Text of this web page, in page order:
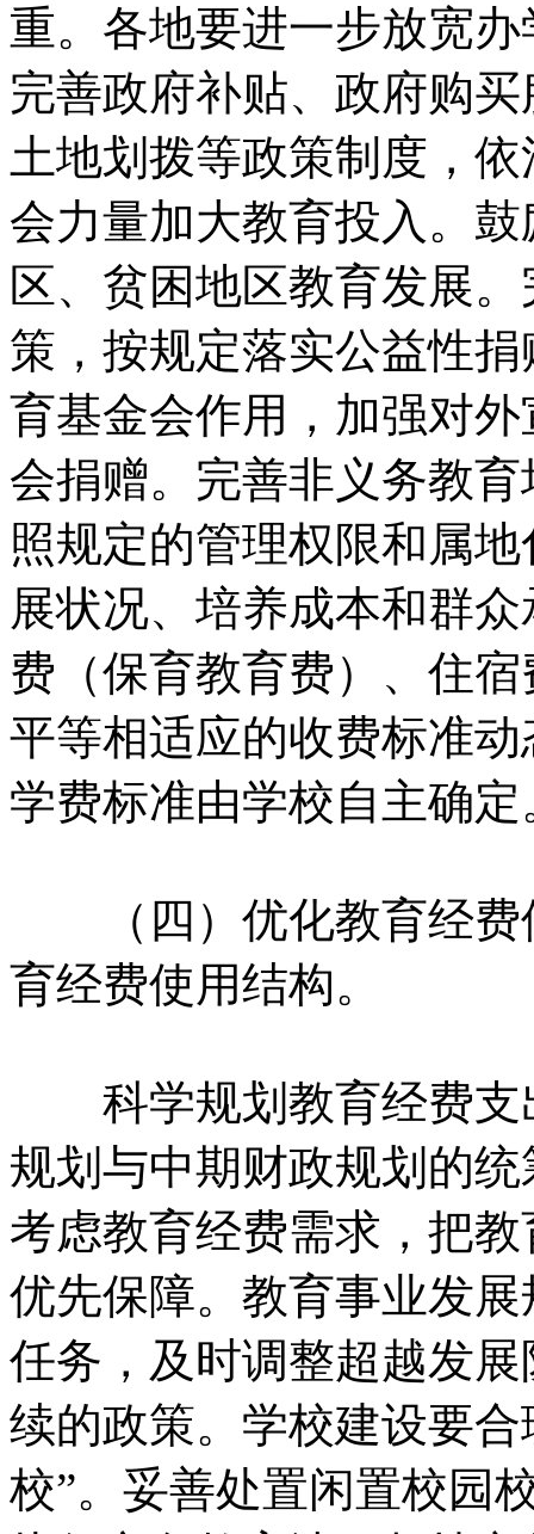
重。各地要进一步放宽
完善政府补贴、政府购
土地划拨等政策制度，
会力量加大教育投入。
区、贫困地区教育发展
策，按规定落实公益性
育基金会作用，加强对
会捐赠。完善非义务教
照规定的管理权限和属
展状况、培养成本和群
费（保育教育费）、住
平等相适应的收费标准
学费标准由学校自主确定
（四）优化教育经费
育经费使用结构。
科学规划教育经费支
规划与中期财政规划的
考虑教育经费需求， 把教
优先保障。 教育事业发
任务， 及时调整超越发
续的政策。 学校建设要
校”。 妥善处置闲置校园